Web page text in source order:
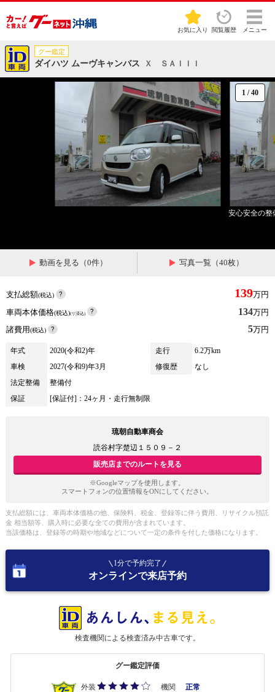
お気に入り 閲覧履歴 メニュー
グー鑑定
ダイハツ ムーヴキャンバス Ｘ ＳＡＩＩＩ
1 /40
安心安全の整
動画を見る（0件） 写真一覧（40枚）
支払総額(税込) 139万円
車両本体価格(税込)(リ済込) 134万円
諸費用(税込) 5万円
年式 2020(令和2)年 走行
6.2万km
車検
2027(令和9)年3月 修復歴
なし
法定整備
整備付
保証
[保証付]：24ヶ月・走行無制限
琉朝自動車商会
読谷村字楚辺１５０９－２
販売店までのルートを見る
※Googleマップを使用します。
スマートフォンの位置情報をONにしてください。
支払総額には、車両本体価格の他、保険料、税金、登録等に伴う費用、リサイクル預託
金 相当額等、購入時に必要な全ての費用が含まれています。
当該価格は、登録等の時期や地域などについて一定の条件を付した価格になります。
1分で予約完了
オンラインで来店予約
検査機関による検査済み中古車です。
グー鑑定評価
外装 機関
正常